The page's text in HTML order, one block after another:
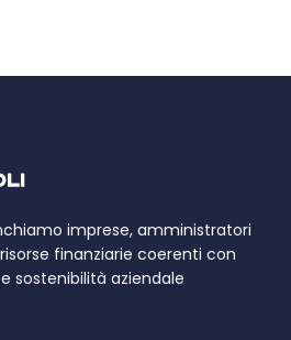
imprese, amministratori
finanziarie coerenti con
sostenibilità aziendale